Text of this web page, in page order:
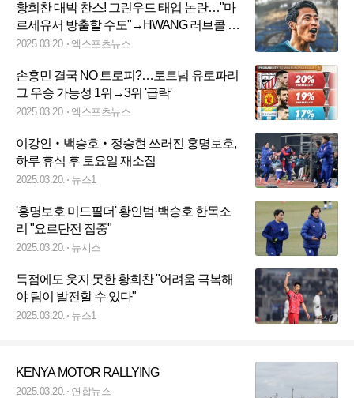
황희찬 대박 찬스! 그린우드 태업 논란…"마
르세유서 방출할 수도"→HWANG 러브콜 또
오나?
2025.03.20. 엑스포츠뉴스
손흥민 결국 NO 트로피?…토트넘 유로파리
그 우승 가능성 1위→3위 '급락'
2025.03.20. 엑스포츠뉴스
이강인‧백승호‧정승현 쓰러진 홍명보호,
하루 휴식 후 토요일 재소집
2025.03.20. 뉴스1
'홍명보호 미드필더' 황인범·백승호 한목소
리 "요르단전 집중"
2025.03.20. 뉴시스
득점에도 웃지 못한 황희찬 "어려움 극복해
야 팀이 발전할 수 있다"
2025.03.20. 뉴스1
KENYA MOTOR RALLYING
2025.03.20. 연합뉴스